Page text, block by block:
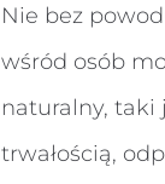
Nie bez
wśród osób
naturalny, taki
trwałością,